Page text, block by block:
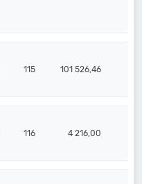
115 101 526,46
116 4 216,00